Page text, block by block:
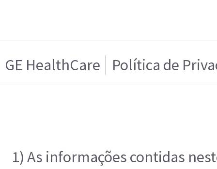
GE HealthCare Política de
1) As informações contidas